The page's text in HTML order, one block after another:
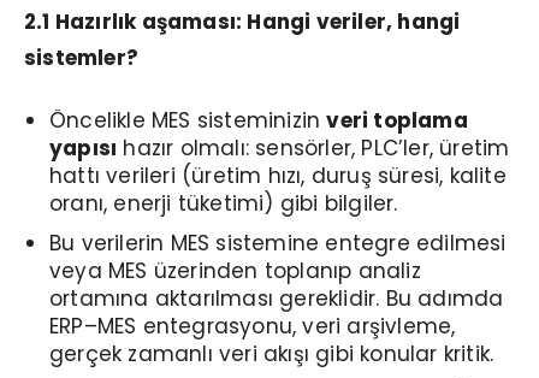
2.1 Hazırlık aşaması: Hangi veriler, hangi
sistemler?
Öncelikle MES sisteminizinveri toplama
yapısı hazır olmalı: sensörler, PLC’ler, üretim
hattı verileri (üretim hızı, duruş süresi, kalite
oranı, enerji tüketimi) gibi bilgiler.
Bu verilerin MES sistemine entegre edilmesi
veya MES üzerinden toplanıp analiz
ortamına aktarılması gereklidir. Bu adımda
ERP–MES entegrasyonu, veri arşivleme,
gerçek zamanlı veri akışı gibi konular kritik.